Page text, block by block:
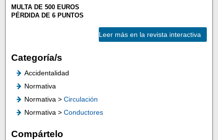
MULTA DE 500 EUROS
PÉRDIDA DE 6 PUNTOS
Leer más en la revista interactiva
Categoría/s
Accidentalidad
Normativa
Normativa > Circulación
Normativa > Conductores
Compártelo